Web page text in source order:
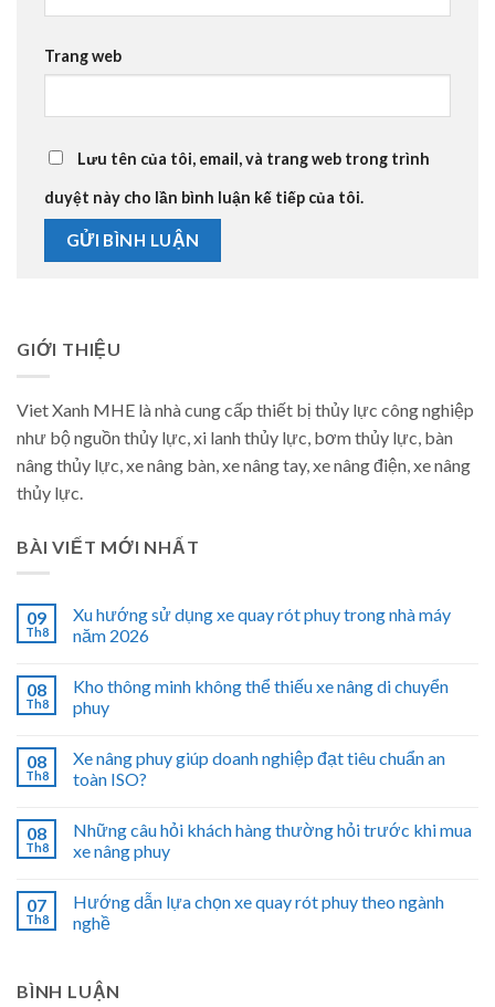
Trang web
Lưu tên của tôi, email, và trang web trong trình
duyệt này cho lần bình luận kế tiếp của tôi.
GIỚI THIỆU
Viet Xanh MHE là nhà cung cấp thiết bị thủy lực công nghiệp
như bộ nguồn thủy lực, xi lanh thủy lực, bơm thủy lực, bàn
nâng thủy lực, xe nâng bàn, xe nâng tay, xe nâng điện, xe nâng
thủy lực.
BÀI VIẾT MỚI NHẤT
09
Th8
Xu hướng sử dụng xe quay rót phuy trong nhà máy
năm 2026
08
Th8
Kho thông minh không thể thiếu xe nâng di chuyển
phuy
08
Th8
Xe nâng phuy giúp doanh nghiệp đạt tiêu chuẩn an
toàn ISO?
08
Th8
Những câu hỏi khách hàng thường hỏi trước khi mua
xe nâng phuy
07
Th8
Hướng dẫn lựa chọn xe quay rót phuy theo ngành
nghề
BÌNH LUẬN